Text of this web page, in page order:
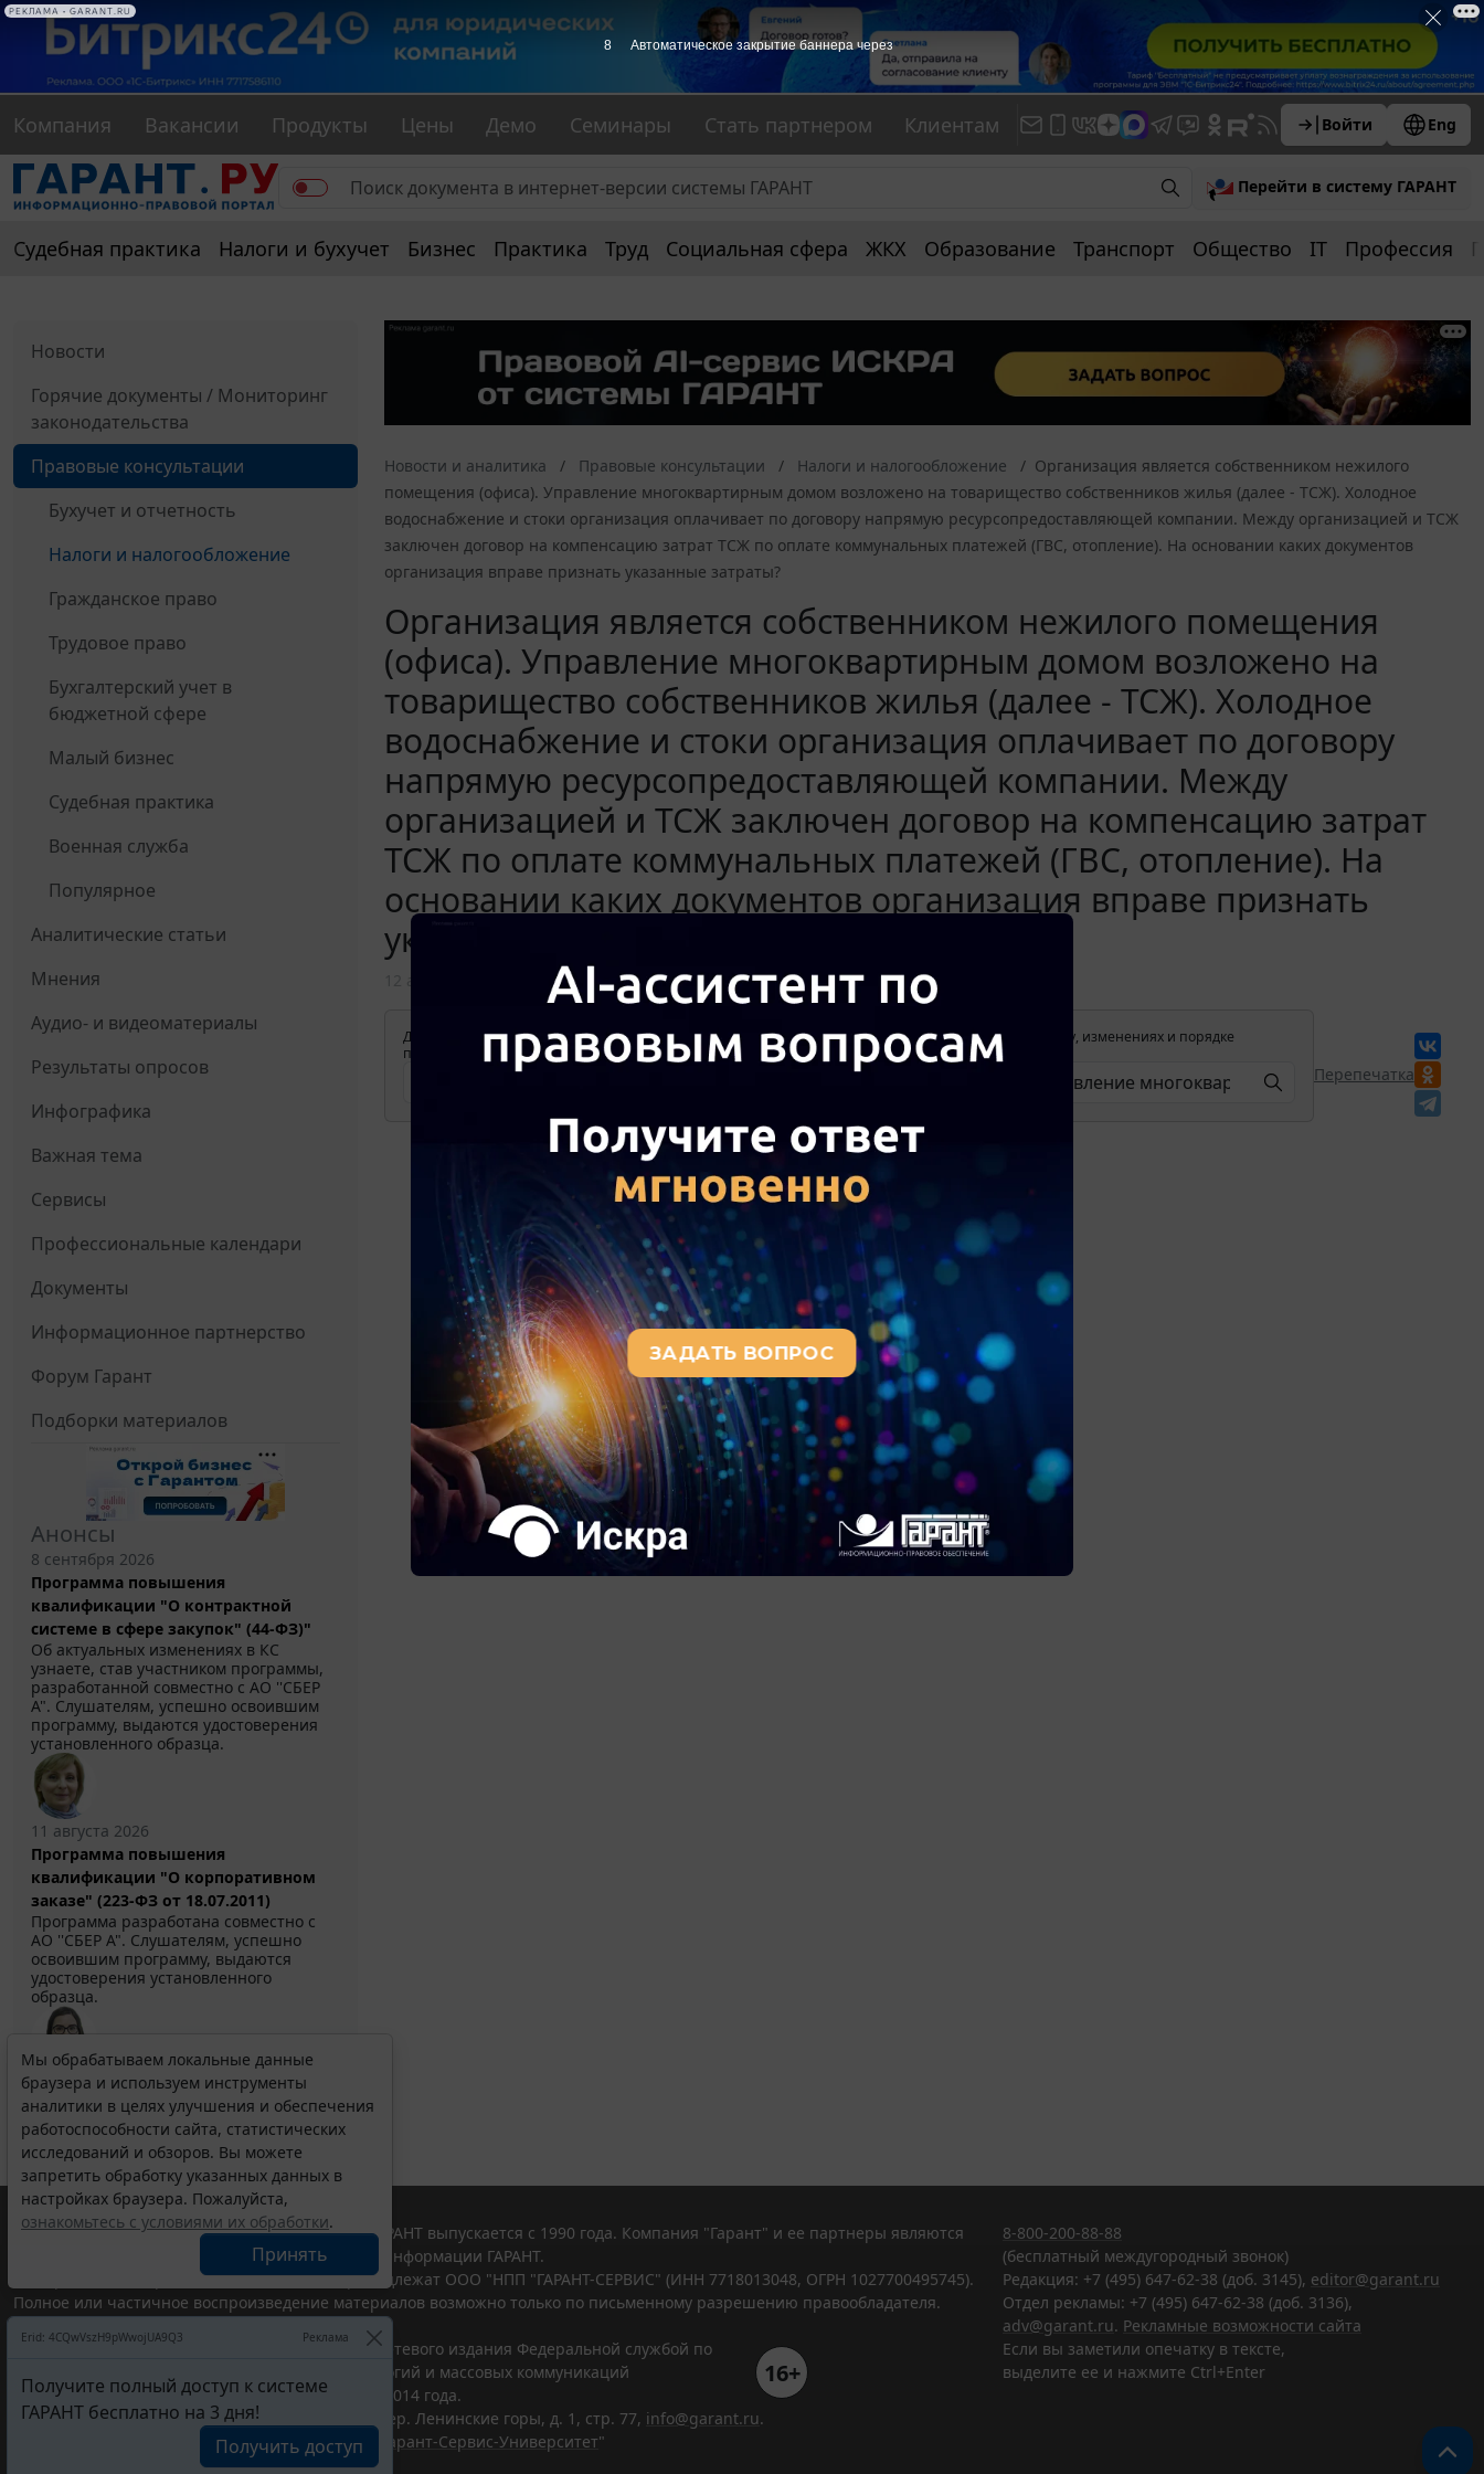
Компания Вакансии Продукты Цены Демо Семинары Стать партнером Клиентам Войти Eng
Перейти в систему ГАРАНТ
Судебная практика Налоги и бухучет Бизнес Практика Труд Социальная сфера ЖКХ Образование Транспорт Общество IT Профессия
Новости
Горячие документы / Мониторинг
законодательства
Правовые консультации
Бухучет и отчетность
Налоги и налогообложение
Гражданское право
Трудовое право
Бухгалтерский учет в
бюджетной сфере
Малый бизнес
Судебная практика
Военная служба
Популярное
Аналитические статьи
Мнения
Аудио- и видеоматериалы
Результаты опросов
Инфографика
Важная тема
Сервисы
Профессиональные календари
Документы
Информационное партнерство
Форум Гарант
Подборки материалов
Анонсы
8 сентября 2026
Программа повышения
квалификации "О контрактной
системе в сфере закупок" (44-ФЗ)"
Об актуальных изменениях в КС
узнаете, став участником программы,
разработанной совместно с АО ''СБЕР
А". Слушателям, успешно освоившим
программу, выдаются удостоверения
установленного образца.
11 августа 2026
Программа повышения
квалификации "О корпоративном
заказе" (223-ФЗ от 18.07.2011)
Программа разработана совместно с
АО ''СБЕР А". Слушателям, успешно
освоившим программу, выдаются
удостоверения установленного
образца.
Выберите тему программы повышения квалификации
для юристов ...
Новости и аналитика Правовые консультации Налоги и налогообложение
Организация является собственником нежилого
помещения (офиса). Управление многоквартирным домом возложено на товарищество собственников жилья (далее - ТСЖ). Холодное
водоснабжение и стоки организация оплачивает по договору напрямую ресурсопредоставляющей компании. Между организацией и ТСЖ
заключен договор на компенсацию затрат ТСЖ по оплате коммунальных платежей (ГВС, отопление). На основании каких документов
организация вправе признать указанные затраты?
Организация является собственником нежилого помещения
(офиса). Управление многоквартирным домом возложено на
товарищество собственников жилья (далее - ТСЖ). Холодное
водоснабжение и стоки организация оплачивает по договору
напрямую ресурсопредоставляющей компании. Между
организацией и ТСЖ заключен договор на компенсацию затрат
ТСЖ по оплате коммунальных платежей (ГВС, отопление). На
основании каких документов организация вправе признать
указанные затраты?
Для просмотра актуального текста документа и получения полной информации о вступлении в силу, изменениях и порядке
применения документа, воспользуйтесь поиском в Интернет-версии системы ГАРАНТ:
Перепечатка
Мы обрабатываем локальные данные
браузера и используем инструменты
аналитики в целях улучшения и обеспечения
работоспособности сайта, статистических
исследований и обзоров. Вы можете
запретить обработку указанных данных в
настройках браузера. Пожалуйста,
ознакомьтесь с условиями их обработки.
Принять
Erid: 4CQwVszH9pWwojUA9Q3 Реклама
Получите полный доступ к системе
ГАРАНТ бесплатно на 3 дня!
Получить доступ
© ООО "НПП "ГАРАНТ-СЕРВИС", 2026. Система ГАРАНТ выпускается с 1990 года. Компания "Гарант" и ее партнеры являются
участниками Российской ассоциации правовой информации ГАРАНТ.
Все права на материалы сайта ГАРАНТ.РУ принадлежат ООО "НПП "ГАРАНТ-СЕРВИС" (ИНН 7718013048, ОГРН 1027700495745).
Полное или частичное воспроизведение материалов возможно только по письменному разрешению правообладателя.
Портал ГАРАНТ.РУ зарегистрирован в качестве сетевого издания Федеральной службой по
надзору в сфере связи,информационных технологий и массовых коммуникаций
(Роскомнадзором), Эл № ФС77-58365 от 18 июня 2014 года.
16+
ООО "НПП "ГАРАНТ-СЕРВИС", 119234, г. Москва, тер. Ленинские горы, д. 1, стр. 77, info@garant.ru.
Разработчик ЭПС Система ГАРАНТ – ООО "НПП "
Гарант-Сервис-Университет"
8-800-200-88-88
(бесплатный междугородный звонок)
Редакция: +7 (495) 647-62-38 (доб. 3145), editor@garant.ru
Отдел рекламы: +7 (495) 647-62-38 (доб. 3136),
adv@garant.ru. Рекламные возможности сайта
Если вы заметили опечатку в тексте,
выделите ее и нажмите Ctrl+Enter
7 Автоматическое закрытие баннера через
РЕКЛАМА • GARANT.RU